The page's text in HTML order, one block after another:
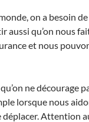
on a besoin
aussi qu’on nous
et nous
ne décourage
lorsque nous
Attention